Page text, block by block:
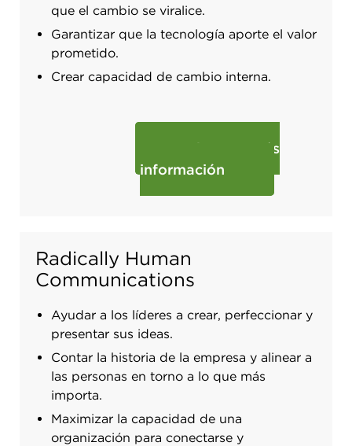
que el cambio se viralice.
Garantizar que la tecnología aporte el valor
prometido.
Crear capacidad de cambio interna.
Obtenga más
información
Radically Human
Communications
Ayudar a los líderes a crear, perfeccionar y
presentar sus ideas.
Contar la historia de la empresa y alinear a
las personas en torno a lo que más
importa.
Maximizar la capacidad de una
organización para conectarse y